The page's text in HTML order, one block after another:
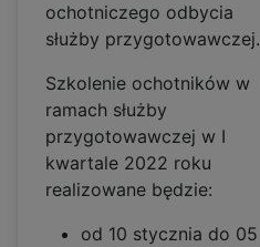
ochotniczego odbycia
służby przygotowawczej.
Szkolenie ochotników w
ramach służby
przygotowawczej w I
kwartale 2022 roku
realizowane będzie:
od 10 stycznia do 05